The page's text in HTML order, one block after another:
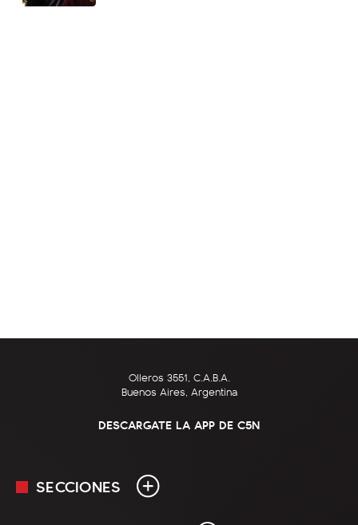
Olleros 3551, C.A.B.A.
Buenos Aires, Argentina
DESCARGATE LA APP DE C5N
SECCIONES